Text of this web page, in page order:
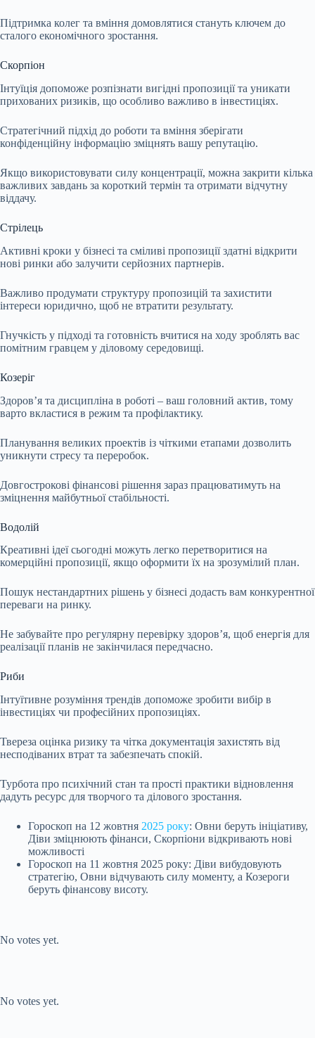
Підтримка колег та вміння домовлятися стануть ключем до
сталого економічного зростання.
Скорпіон
Інтуїція допоможе розпізнати вигідні пропозиції та уникати
прихованих ризиків, що особливо важливо в інвестиціях.
Стратегічний підхід до роботи та вміння зберігати
конфіденційну інформацію зміцнять вашу репутацію.
Якщо використовувати силу концентрації, можна закрити кілька
важливих завдань за короткий термін та отримати відчутну
віддачу.
Стрілець
Активні кроки у бізнесі та сміливі пропозиції здатні відкрити
нові ринки або залучити серйозних партнерів.
Важливо продумати структуру пропозицій та захистити
інтереси юридично, щоб не втратити результату.
Гнучкість у підході та готовність вчитися на ходу зроблять вас
помітним гравцем у діловому середовищі.
Козеріг
Здоров’я та дисципліна в роботі – ваш головний актив, тому
варто вкластися в режим та профілактику.
Планування великих проектів із чіткими етапами дозволить
уникнути стресу та переробок.
Довгострокові фінансові рішення зараз працюватимуть на
зміцнення майбутньої стабільності.
Водолій
Креативні ідеї сьогодні можуть легко перетворитися на
комерційні пропозиції, якщо оформити їх на зрозумілий план.
Пошук нестандартних рішень у бізнесі додасть вам конкурентної
переваги на ринку.
Не забувайте про регулярну перевірку здоров’я, щоб енергія для
реалізації планів не закінчилася передчасно.
Риби
Інтуїтивне розуміння трендів допоможе зробити вибір в
інвестиціях чи професійних пропозиціях.
Твереза оцінка ризику та чітка документація захистять від
несподіваних втрат та забезпечать спокій.
Турбота про психічний стан та прості практики відновлення
дадуть ресурс для творчого та ділового зростання.
Гороскоп на 12 жовтня 2025 року: Овни беруть ініціативу,
Діви зміцнюють фінанси, Скорпіони відкривають нові
можливості
Гороскоп на 11 жовтня 2025 року: Діви вибудовують
стратегію, Овни відчувають силу моменту, а Козероги
беруть фінансову висоту.
No votes yet.
No votes yet.